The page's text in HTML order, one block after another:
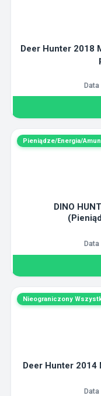
Deer Hunter 2018
Pieniądze/Energia/
DINO
Nieograniczony
Deer Hunter 2014